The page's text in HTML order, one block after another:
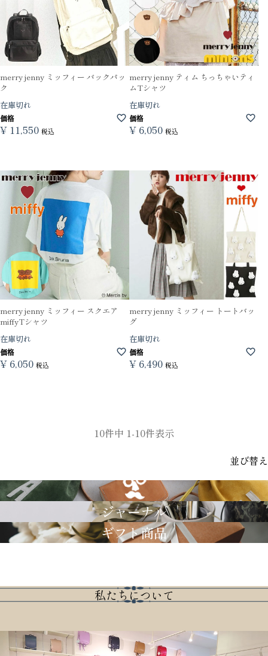
merry jenny ミッフィー バックパッ
ク
在庫切れ
価格
¥ 11,550 税込
merry jenny ティム ちっちゃいティ
ムTシャツ
在庫切れ
価格
¥ 6,050 税込
merry jenny ミッフィー スクエア
miffyTシャツ
在庫切れ
価格
¥ 6,050 税込
merry jenny ミッフィー トートバッ
グ
在庫切れ
価格
¥ 6,490 税込
並び替え
10件中 1-10件表示
GRIMM LAB
ジャーナル
ギフト商品
私たちについて